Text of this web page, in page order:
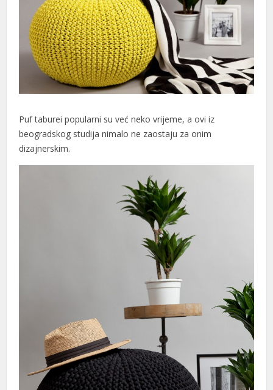
Puf taburei popularni su već neko vrijeme, a ovi iz
beogradskog studija nimalo ne zaostaju za onim
dizajnerskim.